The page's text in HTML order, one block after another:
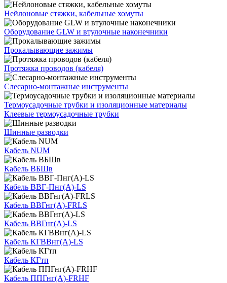
Нейлоновые стяжки, кабельные хомуты
Оборудование GLW и втулочные наконечники
Прокалывающие зажимы
Протяжка проводов (кабеля)
Слесарно-монтажные инструменты
Термоусадочные трубки и изоляционные материалы
Клеевые термоусадочные трубки
Шинные разводки
Кабель NUM
Кабель ВБШв
Кабель ВВГ-Пнг(А)-LS
Кабель ВВГнг(А)-FRLS
Кабель ВВГнг(А)-LS
Кабель КГВВнг(А)-LS
Кабель КГтп
Кабель ППГнг(А)-FRHF